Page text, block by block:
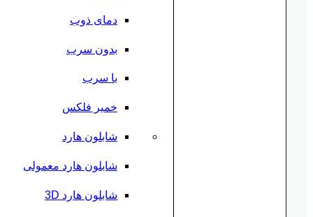
دمای ذوب
بدون سرب
با سرب
خمیر فلکس
شابلون هارد
شابلون هارد معمولی
شابلون هارد 3D